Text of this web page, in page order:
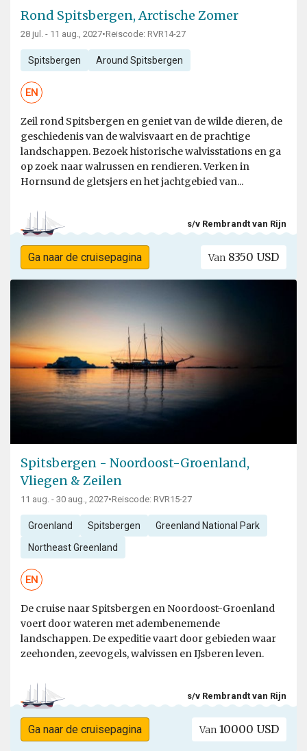
Rond Spitsbergen, Arctische Zomer
28 jul. - 11 aug., 2027•Reiscode: RVR14-27
Spitsbergen Around Spitsbergen
EN
Zeil rond Spitsbergen en geniet van de wilde dieren, de
geschiedenis van de walvisvaart en de prachtige
landschappen. Bezoek historische walvisstations en ga
op zoek naar walrussen en rendieren. Verken in
Hornsund de gletsjers en het jachtgebied van...
s/v Rembrandt van Rijn
Ga naar de cruisepagina Van 8350 USD
Spitsbergen - Noordoost-Groenland,
Vliegen & Zeilen
11 aug. - 30 aug., 2027•Reiscode: RVR15-27
Groenland Spitsbergen Greenland National Park
Northeast Greenland
EN
De cruise naar Spitsbergen en Noordoost-Groenland
voert door wateren met adembenemende
landschappen. De expeditie vaart door gebieden waar
zeehonden, zeevogels, walvissen en IJsberen leven.
s/v Rembrandt van Rijn
Ga naar de cruisepagina Van 10000 USD